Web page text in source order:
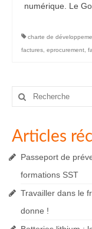
numérique. Le
charte de
factures eprocurement
Rechercher
Articles
Passeport de
formations SST
Travailler dans le
donne !